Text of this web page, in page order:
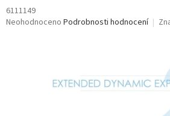
6111149
Průměrné
Neohodnoceno Podrobnosti hodnocení